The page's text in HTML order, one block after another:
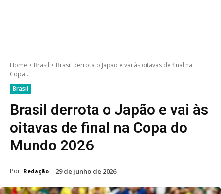
Home Brasil
Brasil derrota o Japão e vai às oitavas de final na
Copa...
Brasil
Brasil derrota o Japão e vai às
oitavas de final na Copa do
Mundo 2026
Por: Redação 29 de junho de 2026